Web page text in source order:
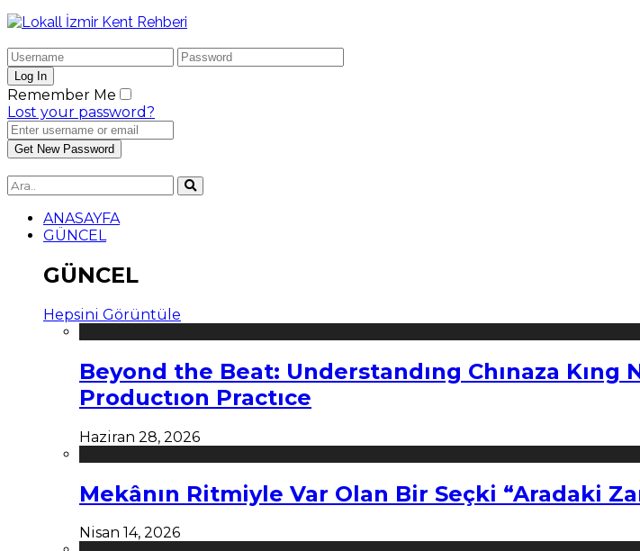
Remember Me
Lost your password?
ANASAYFA
GÜNCEL
GÜNCEL
Hepsini Görüntüle
Beyond the Beat: Understandıng Chınaza Kıng
Productıon Practıce
Haziran 28, 2026
Mekânın Ritmiyle Var Olan Bir Seçki “Aradaki
Nisan 14, 2026